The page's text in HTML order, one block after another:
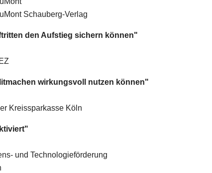
Schauberg-Verlag
den Aufstieg sichern können"
wirkungsvoll nutzen können"
Kreissparkasse Köln
und Technologieförderung